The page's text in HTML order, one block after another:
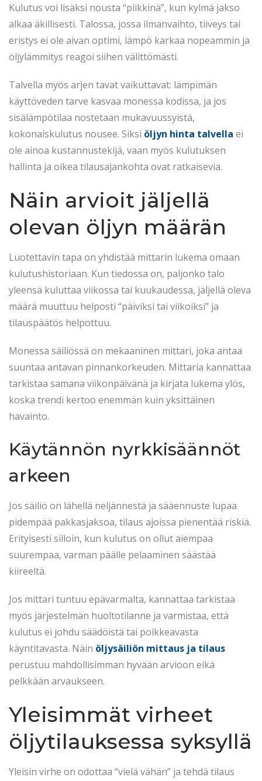
Kulutus voi lisäksi nousta “piikkinä”, kun kylmä jakso
alkaa äkillisesti. Talossa, jossa ilmanvaihto, tiiveys tai
eristys ei ole aivan optimi, lämpö karkaa nopeammin ja
öljylämmitys reagoi siihen välittömästi.
Talvella myös arjen tavat vaikuttavat: lämpimän
käyttöveden tarve kasvaa monessa kodissa, ja jos
sisälämpötilaa nostetaan mukavuussyistä,
kokonaiskulutus nousee. Siksi öljyn hinta talvella ei
ole ainoa kustannustekijä, vaan myös kulutuksen
hallinta ja oikea tilausajankohta ovat ratkaisevia.
Näin arvioit jäljellä
olevan öljyn määrän
Luotettavin tapa on yhdistää mittarin lukema omaan
kulutushistoriaan. Kun tiedossa on, paljonko talo
yleensä kuluttaa viikossa tai kuukaudessa, jäljellä oleva
määrä muuttuu helposti “päiviksi tai viikoiksi” ja
tilauspäätös helpottuu.
Monessa säiliössä on mekaaninen mittari, joka antaa
suuntaa antavan pinnankorkeuden. Mittaria kannattaa
tarkistaa samana viikonpäivänä ja kirjata lukema ylös,
koska trendi kertoo enemmän kuin yksittäinen
havainto.
Käytännön nyrkkisäännöt
arkeen
Jos säiliö on lähellä neljännestä ja sääennuste lupaa
pidempää pakkasjaksoa, tilaus ajoissa pienentää riskiä.
Erityisesti silloin, kun kulutus on ollut aiempaa
suurempaa, varman päälle pelaaminen säästää
kiireeltä.
Jos mittari tuntuu epävarmalta, kannattaa tarkistaa
myös järjestelmän huoltotilanne ja varmistaa, että
kulutus ei johdu säädöistä tai poikkeavasta
käyntitavasta. Näin öljysäiliön mittaus ja tilaus
perustuu mahdollisimman hyvään arvioon eikä
pelkkään arvaukseen.
Yleisimmät virheet
öljytilauksessa syksyllä
Yleisin virhe on odottaa “vielä vähän” ja tehdä tilaus